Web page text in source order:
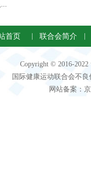
首页 联合会简介
Copyright © 2016-
国际健康运动联合会不
网站备案：